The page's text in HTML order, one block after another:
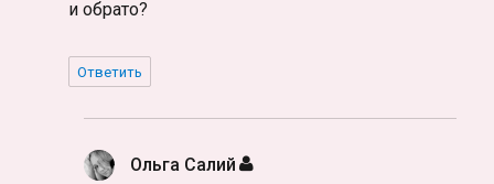
и обрато?
Ответить
Ольга Салий :